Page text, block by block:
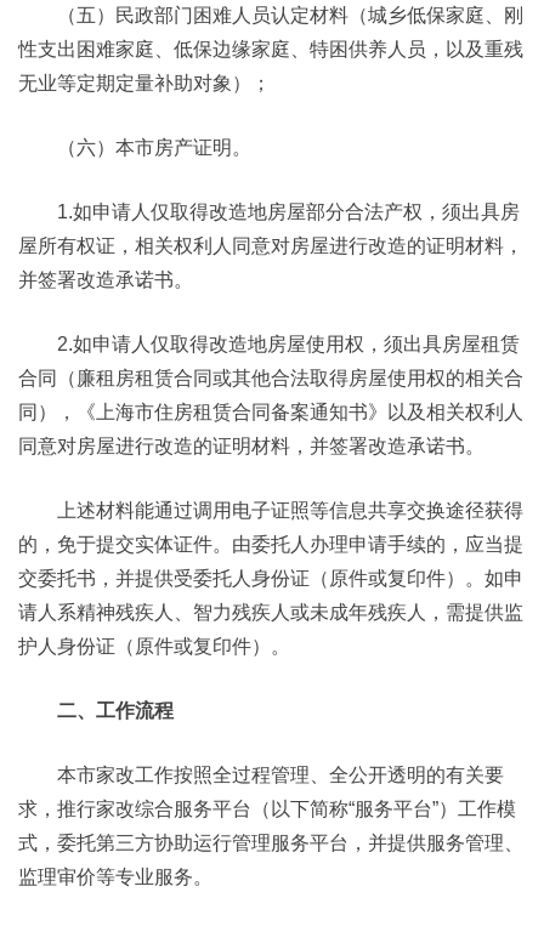
（五）民政部门困难人员认定材料（城乡低保家庭、刚
性支出困难家庭、低保边缘家庭、特困供养人员，以及重残
无业等定期定量补助对象）；
（六）本市房产证明。
1.如申请人仅取得改造地房屋部分合法产权，须出具房
屋所有权证，相关权利人同意对房屋进行改造的证明材料，
并签署改造承诺书。
2.如申请人仅取得改造地房屋使用权，须出具房屋租赁
合同（廉租房租赁合同或其他合法取得房屋使用权的相关合
同），《上海市住房租赁合同备案通知书》以及相关权利人
同意对房屋进行改造的证明材料，并签署改造承诺书。
上述材料能通过调用电子证照等信息共享交换途径获得
的，免于提交实体证件。由委托人办理申请手续的，应当提
交委托书，并提供受委托人身份证（原件或复印件）。如申
请人系精神残疾人、智力残疾人或未成年残疾人，需提供监
护人身份证（原件或复印件）。
二、工作流程
本市家改工作按照全过程管理、全公开透明的有关要
求，推行家改综合服务平台（以下简称“服务平台”）工作模
式，委托第三方协助运行管理服务平台，并提供服务管理、
监理审价等专业服务。